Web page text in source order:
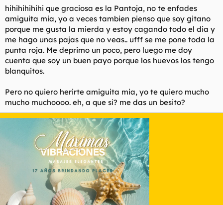
Y por que me insultas? no he sido bueno contigo? jo, al final
todas las gitanas son iguales. Guarras irrespetuosas.
En mi clase habia una gitana pero la echaron porque siempre
llegaba tarde.. se levantaba muy pronto para recoger cartones.
( masai quizás?)
Por cierto.. Pantoja, de segundo "Mofletes", no?
hihihihihihi que graciosa es la Pantoja, no te enfades
amiguita mia, yo a veces tambien pienso que soy gitano
porque me gusta la mierda y estoy cagando todo el dia y
me hago unas pajas que no veas.. ufff se me pone toda la
punta roja. Me deprimo un poco, pero luego me doy
cuenta que soy un buen payo porque los huevos los tengo
blanquitos.
Pero no quiero herirte amiguita mia, yo te quiero mucho
mucho muchoooo. eh, a que si? me das un besito?